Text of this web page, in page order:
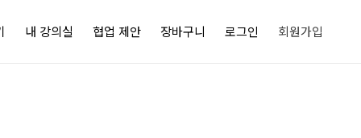
내 강의실 협업 제안 장바구니 로그인 회원가입